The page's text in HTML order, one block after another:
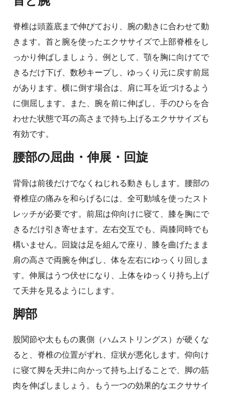
脊椎は頭蓋底まで伸びており、腕の動きに合わせて動
きます。首と腕を使ったエクササイズで上部脊椎をし
っかり伸ばしましょう。例として、顎を胸に向けてで
きるだけ下げ、数秒キープし、ゆっくり元に戻す前屈
があります。横に倒す場合は、肩に耳を近づけるよう
に側屈します。また、腕を前に伸ばし、手のひらを合
わせた状態で耳の高さまで持ち上げるエクササイズも
有効です。
腰部の屈曲・伸展・回旋
背骨は前後だけでなくねじれる動きもします。腰部の
脊椎症の痛みを和らげるには、全可動域を使ったスト
レッチが必要です。前屈は仰向けに寝て、膝を胸にで
きるだけ引き寄せます。左右交互でも、両膝同時でも
構いません。回旋は足を組んで座り、膝を曲げたまま
肩の高さで両腕を伸ばし、体を左右にゆっくり回しま
す。伸展はうつ伏せになり、上体をゆっくり持ち上げ
て天井を見るようにします。
脚部
股関節や太ももの裏側（ハムストリングス）が硬くな
ると、脊椎の位置がずれ、症状が悪化します。仰向け
に寝て脚を天井に向かって持ち上げることで、脚の筋
肉を伸ばしましょう。もう一つの効果的なエクササイ